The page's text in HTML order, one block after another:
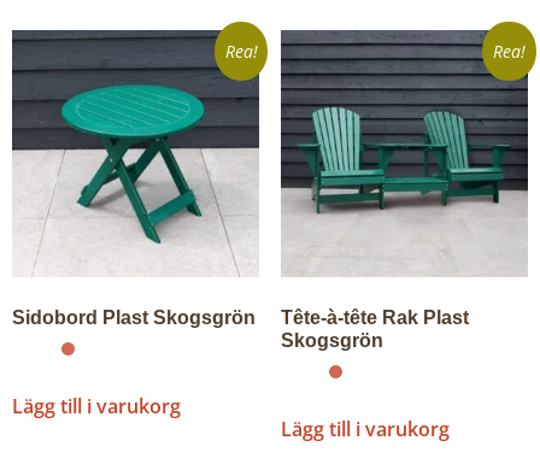
Rea!
Sidobord Plast Skogsgrön
Lägg till i varukorg
Rea!
Tête-à-tête Rak Plast
Skogsgrön
Lägg till i varukorg